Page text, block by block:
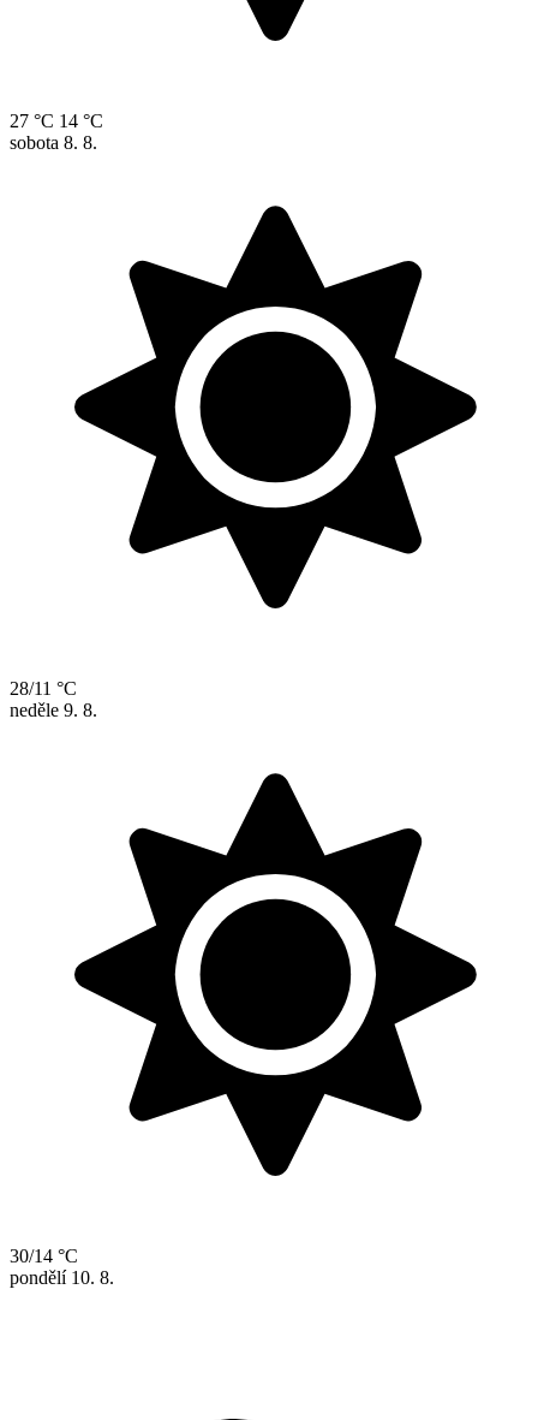
27 °C 14 °C
sobota 8. 8.
28/11 °C
neděle 9. 8.
30/14 °C
pondělí 10. 8.